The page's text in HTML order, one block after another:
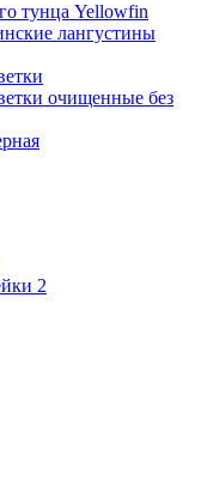
тунца Yellowfin
лангустины
очищенные без
2